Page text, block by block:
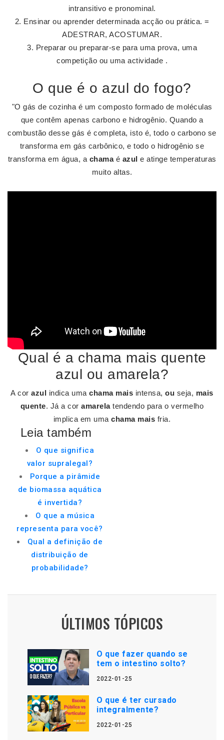
intransitivo e pronominal.
Ensinar ou aprender determinada acção ou prática. =
ADESTRAR, ACOSTUMAR.
Preparar ou preparar-se para uma prova, uma
competição ou uma actividade .
O que é o azul do fogo?
"O gás de cozinha é um composto formado de moléculas
que contêm apenas carbono e hidrogênio. Quando a
combustão desse gás é completa, isto é, todo o carbono se
transforma em gás carbônico, e todo o hidrogênio se
transforma em água, a chamaé azul e atinge temperaturas
muito altas.
Qual é a chama mais quente
azul ou amarela?
A corazul indica umachama mais intensa,ou seja, mais
quente. Já a coramarelatendendo para o vermelho
implica em umachama mais fria.
Leia também
O que significa
valor supralegal?
Porque a pirâmide
de biomassa aquática
é invertida?
O que a música
representa para você?
Qual a definição de
distribuição de
probabilidade?
ÚLTIMOS TÓPICOS
O que fazer quando se
tem o intestino solto?
2022-01-25
O que é ter cursado
integralmente?
2022-01-25